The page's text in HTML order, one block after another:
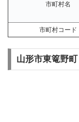
市町村名
市町村コード
山形市東篭野町